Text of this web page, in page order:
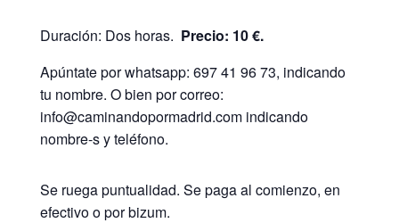
Duración: Dos horas. Precio: 10 €.
Apúntate por whatsapp: 697 41 96 73, indicando
tu nombre. O bien por correo:
info@caminandopormadrid.com indicando
nombre-s y teléfono.
Se ruega puntualidad. Se paga al comienzo, en
efectivo o por bizum.